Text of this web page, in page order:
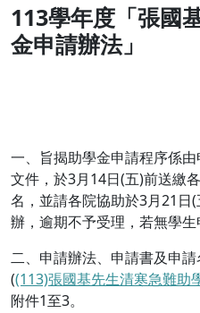
113學年度「張國
金申請辦法」
一、旨揭助學金申請程序係
文件，於3月14日(五)前送繳
名，並請各院協助於3月21日
辦，逾期不予受理，若無學生
二、申請辦法、申請書及申
((113)張國基先生清寒急難助
附件1至3。